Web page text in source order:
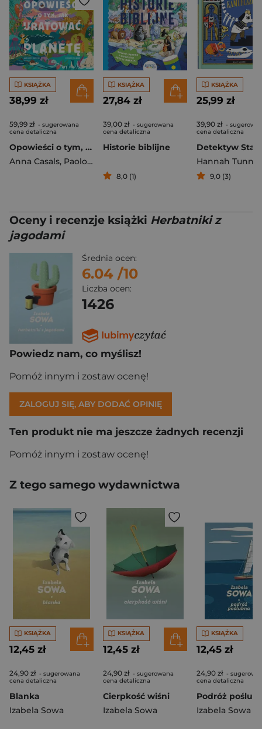
KSIĄŻKA
38,99 zł
59,99 zł - sugerowana
cena detaliczna
Opowieści o tym, jak uratować planetę
Anna Casals, Paolo Ferri
KSIĄŻKA
27,84 zł
39,00 zł - sugerowana
cena detaliczna
Historie biblijne
8,0 (1)
KSIĄŻKA
25,99 zł
39,90 zł -
cena detaliczna
Hannah
9,0 (3)
Oceny i recenzje książki Herbatniki z
jagodami
Średnia ocen:
6.04 /10
Liczba ocen:
1426
Powiedz nam, co myślisz!
Pomóż innym i zostaw ocenę!
ZALOGUJ SIĘ, ABY DODAĆ OPINIĘ
Ten produkt nie ma jeszcze żadnych recenzji
Pomóż innym i zostaw ocenę!
Z tego samego wydawnictwa
KSIĄŻKA
12,45 zł
24,90 zł - sugerowana
cena detaliczna
Blanka
Izabela Sowa
KSIĄŻKA
12,45 zł
24,90 zł - sugerowana
cena detaliczna
Cierpkość wiśni
Izabela Sowa
KSIĄŻKA
12,45 zł
24,90 zł -
cena detaliczna
Podróż
Izabela Sowa